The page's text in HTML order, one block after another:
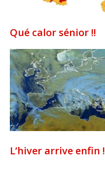
Qué calor sénior !!
L’hiver arrive enfin !